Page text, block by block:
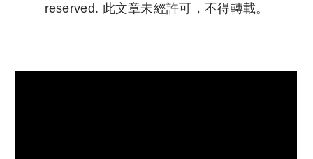
reserved. 此文章未經許可，不得轉載。